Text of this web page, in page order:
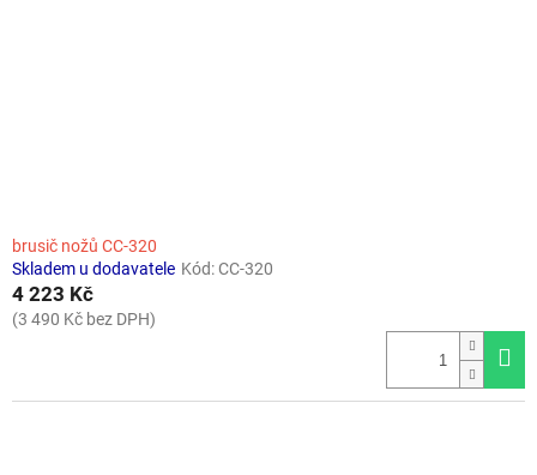
brusič nožů CC-320
Skladem u dodavatele Kód:CC-320
4 223 Kč
(3 490 Kč bez DPH)